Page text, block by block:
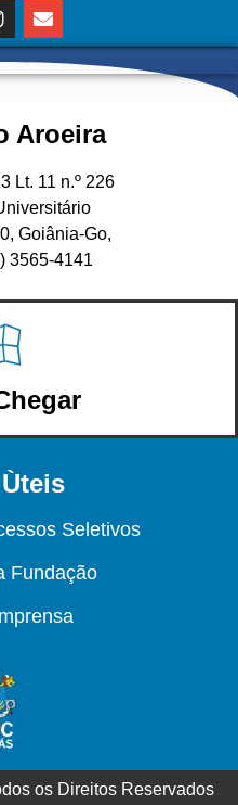
Aroeira
Lt. 11 n.º 226
Goiânia-Go,
3565-4141
Seletivos
Fundação
os Direitos Reservados